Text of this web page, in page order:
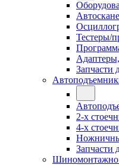
Тестеры/
Запчасти
2-х
4-х
Запчасти
Шиномонтажно